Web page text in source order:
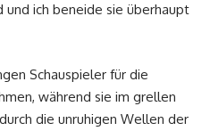
ich beneide sie überhaupt
Schauspieler für die
während sie im grellen
die unruhigen Wellen der